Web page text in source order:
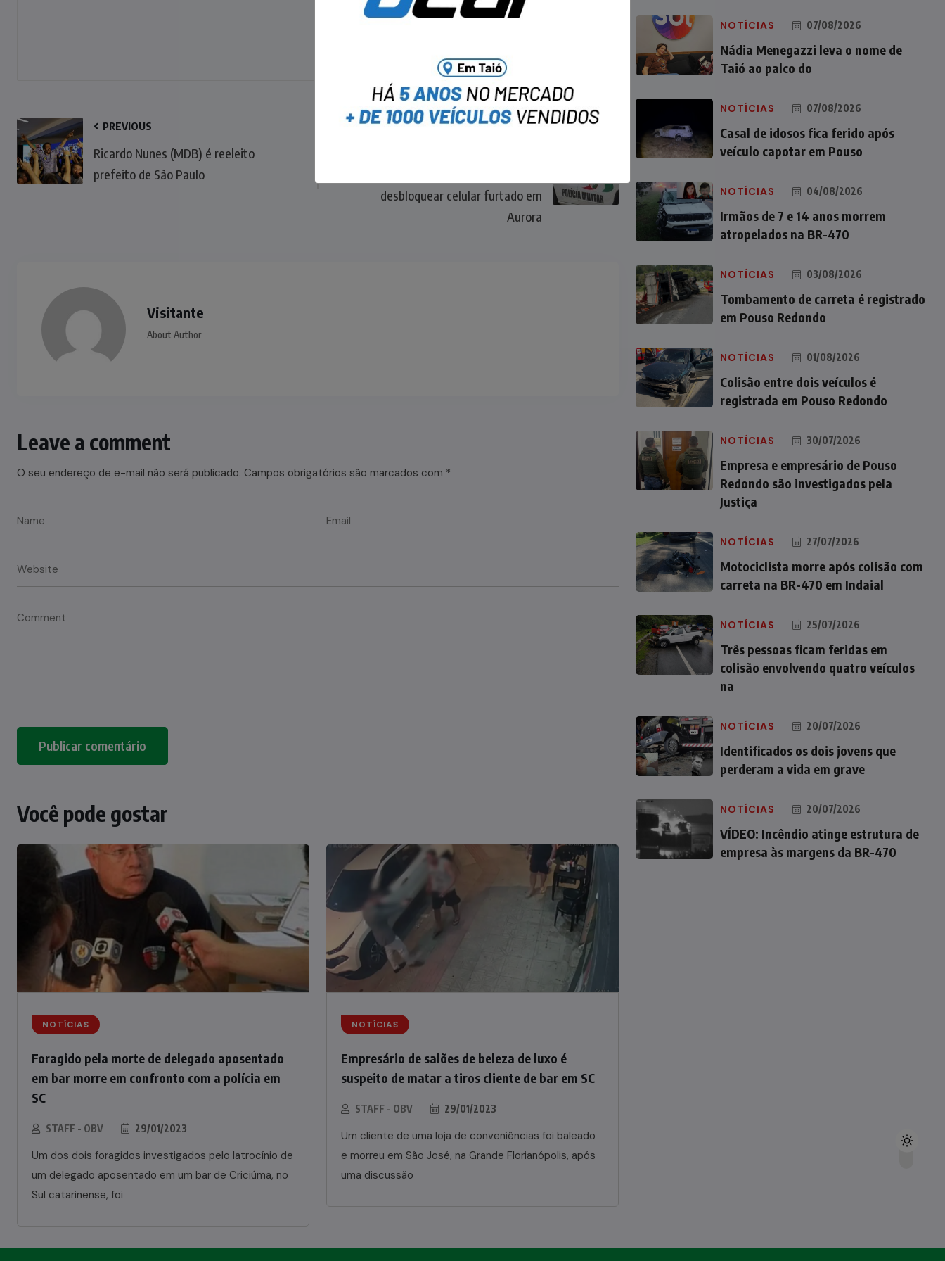
PREVIOUS
Ricardo Nunes (MDB) é reeleito
prefeito de São Paulo
NEXT
desbloquear celular furtado em
Aurora
Visitante
About Author
Leave a comment
O seu endereço de e-mail não será publicado. Campos obrigatórios são marcados com *
Você pode gostar
NOTÍCIAS
Foragido pela morte de delegado aposentado
em bar morre em confronto com a polícia em
SC
STAFF - OBV 29/01/2023
Um dos dois foragidos investigados pelo latrocínio de
um delegado aposentado em um bar de Criciúma, no
Sul catarinense, foi
NOTÍCIAS
Empresário de salões de beleza de luxo é
suspeito de matar a tiros cliente de bar em SC
STAFF - OBV 29/01/2023
Um cliente de uma loja de conveniências foi baleado
e morreu em São José, na Grande Florianópolis, após
uma discussão
NOTÍCIAS 07/08/2026
Nádia Menegazzi leva o nome de
Taió ao palco do
NOTÍCIAS 07/08/2026
Casal de idosos fica ferido após
veículo capotar em Pouso
NOTÍCIAS 04/08/2026
Irmãos de 7 e 14 anos morrem
atropelados na BR-470
NOTÍCIAS 03/08/2026
Tombamento de carreta é registrado
em Pouso Redondo
NOTÍCIAS 01/08/2026
Colisão entre dois veículos é
registrada em Pouso Redondo
NOTÍCIAS 30/07/2026
Empresa e empresário de Pouso
Redondo são investigados pela
Justiça
NOTÍCIAS 27/07/2026
Motociclista morre após colisão com
carreta na BR-470 em Indaial
NOTÍCIAS 25/07/2026
Três pessoas ficam feridas em
colisão envolvendo quatro veículos
na
NOTÍCIAS 20/07/2026
Identificados os dois jovens que
perderam a vida em grave
NOTÍCIAS 20/07/2026
VÍDEO: Incêndio atinge estrutura de
empresa às margens da BR-470